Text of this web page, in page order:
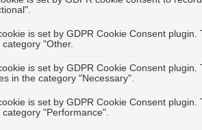
is set by GDPR Cookie Consent
category "Other.
is set by GDPR Cookie Consent
in the category "Necessary".
is set by GDPR Cookie Consent
category "Performance".